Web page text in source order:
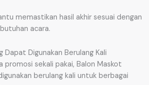
memastikan hasil akhir sesuai dengan
acara.
Dapat Digunakan Berulang Kali
promosi sekali pakai, Balon Maskot
berulang kali untuk berbagai